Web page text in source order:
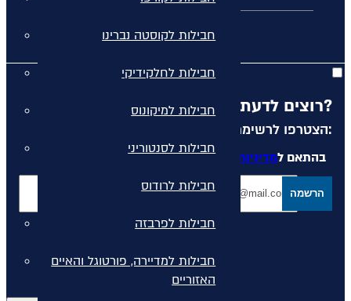
חבילות לקוסטה נברינו
חבילות לחלקידיקי
חבילות למיקונוס
חבילות לסנטוריני
חבילות לרודוס
חבילות לפרבזה
חבילות למדיירה, פורטוגל והאיים
האזוריים
רוצים לדעת מה קורה לפני כולם?
הצטרפו לרשימת הדיוור שלנו:
בהתאם למדיניות הפרטיות המפורסמת באתר
הרשמה